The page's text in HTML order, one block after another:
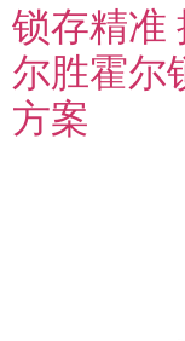
锁存精
尔胜霍尔
方案